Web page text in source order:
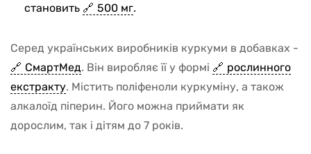
становить
500 мг.
Серед українських виробників куркуми в добавках -
СмартМед. Він виробляє її у формі
рослинного
екстракту. Містить поліфеноли куркуміну, а також
алкалоїд піперин. Його можна приймати як
дорослим, так і дітям до 7 років.